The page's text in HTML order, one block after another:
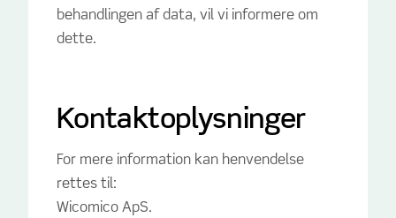
behandlingen af data, vil vi informere om
dette.
Kontaktoplysninger
For mere information kan henvendelse
rettes til:
Wicomico ApS.